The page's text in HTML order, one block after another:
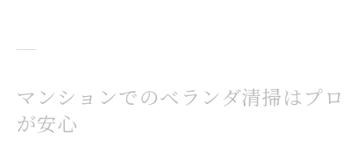
マンションでのベランダ清掃はプロ
が安心